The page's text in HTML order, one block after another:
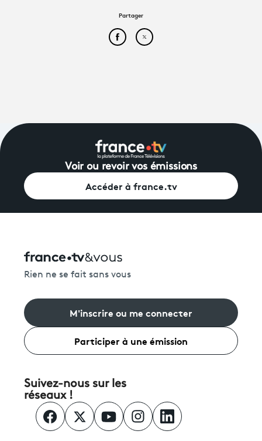
Partager
Partager cet article sur
Partager cet article sur
Voir ou revoir vos émissions
Accéder à france.tv
Rien ne se fait sans vous
M'inscrire ou me connecter
Participer à une émission
Suivez-nous sur les
réseaux !